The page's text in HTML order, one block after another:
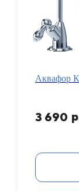
Аквафор
3 690